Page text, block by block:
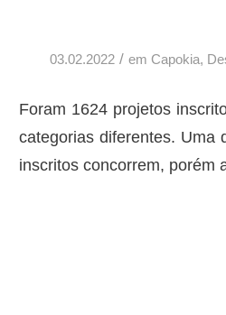
03.02.2022 / em Capokia,
Foram 1624 projetos
categorias diferentes. Uma
inscritos concorrem, porém